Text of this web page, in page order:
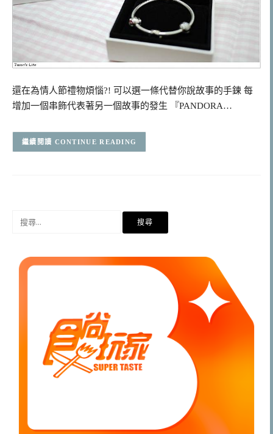
還在為情人節禮物煩惱?! 可以選一條代替你說故事的手鍊 每
增加一個串飾代表著另一個故事的發生 『PANDORA…
CONTINUE READING
字: